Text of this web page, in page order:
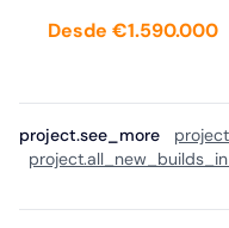
Desde €1.590.000
project.see_more